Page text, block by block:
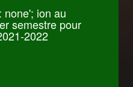
none'; ion au
semestre pour
2022